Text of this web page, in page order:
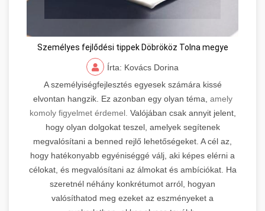
Személyes fejlődési tippek Döbrököz Tolna megye
Írta: Kovács Dorina
A személyiségfejlesztés egyesek számára kissé
elvontan hangzik. Ez azonban egy olyan téma, amely
komoly figyelmet érdemel. Valójában csak annyit jelent,
hogy olyan dolgokat teszel, amelyek segítenek
megvalósítani a benned rejlő lehetőségeket. A cél az,
hogy hatékonyabb egyéniséggé válj, aki képes elérni a
célokat, és megvalósítani az álmokat és ambíciókat. Ha
szeretnél néhány konkrétumot arról, hogyan
valósíthatod meg ezeket az eszményeket a